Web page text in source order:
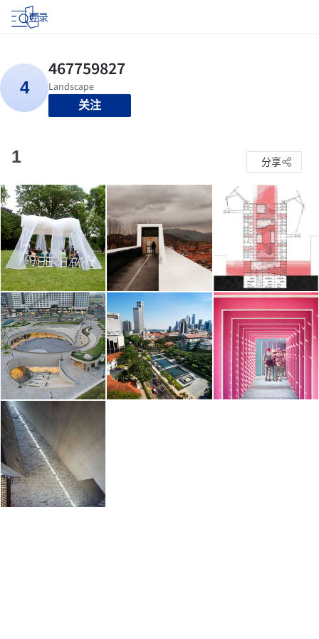
登录
关注
1 分享